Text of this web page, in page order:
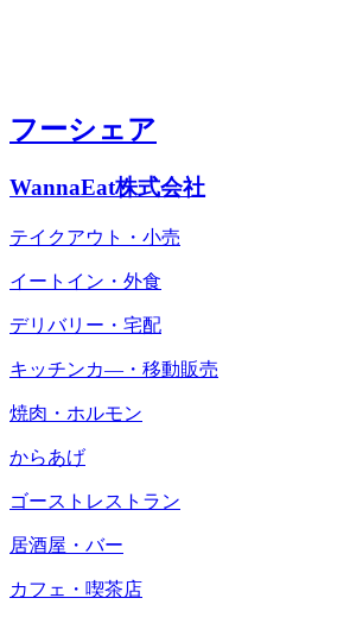
フーシェア
WannaEat株式会社
テイクアウト・小売
イートイン・外食
デリバリー・宅配
キッチンカ―・移動販売
焼肉・ホルモン
からあげ
ゴーストレストラン
居酒屋・バー
カフェ・喫茶店